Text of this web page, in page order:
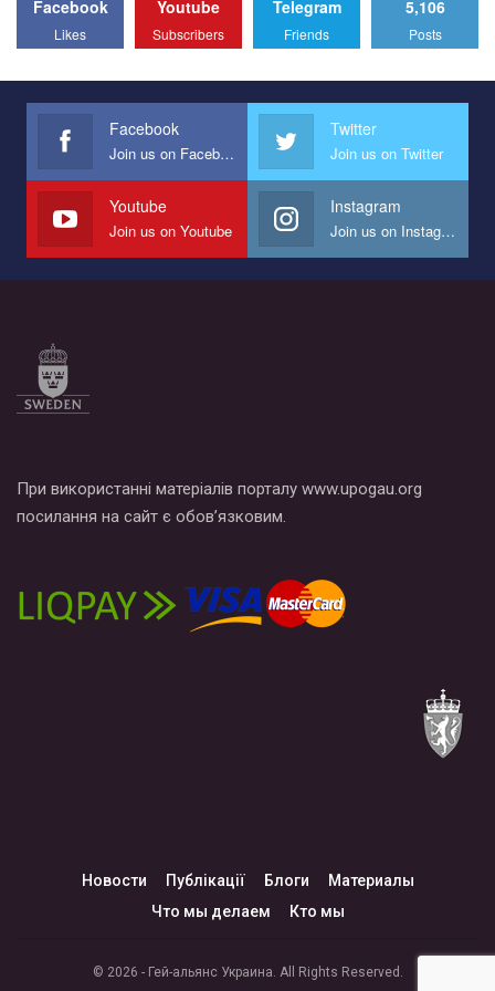
Facebook
Likes
Youtube
Subscribers
Telegram
Friends
5,106
Posts
Facebook
Join us on Facebook
Twitter
Join us on Twitter
Youtube
Join us on Youtube
Instagram
Join us on Instagram
При використанні матеріалів порталу www.upogau.org
посилання на сайт є обов’язковим.
Новости Публікації Блоги
Материалы
Что мы делаем
Кто мы
© 2026 - Гей-альянс Украина. All Rights Reserved.